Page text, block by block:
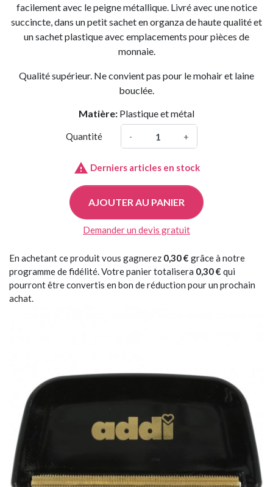
facilement avec le peigne métallique.Livré avec une notice
succincte, dans un petit sachet en organza de haute qualité et
un sachet plastique avec emplacements pour pièces de
monnaie.
Qualité supérieur. Ne convient pas pour le mohair et laine
bouclée.
Matière: Plastique et métal
Quantité - +
 Derniers articles en stock
AJOUTER AU PANIER
Demander un devis gratuit
En achetant ce produit vous gagnerez 0,30 € grâce à notre
programme de fidélité. Votre panier totalisera 0,30 € qui
pourront être convertis en bon de réduction pour un prochain
achat.